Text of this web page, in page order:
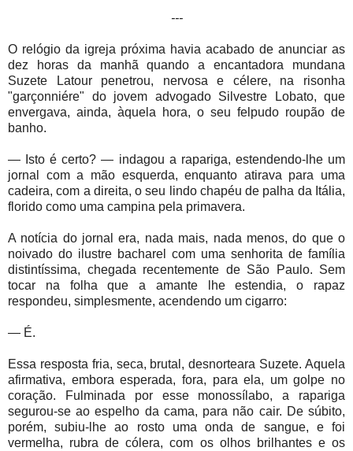
---
O relógio da igreja próxima havia acabado de anunciar as
dez horas da manhã quando a encantadora mundana
Suzete Latour penetrou, nervosa e célere, na risonha
"garçonniére" do jovem advogado Silvestre Lobato, que
envergava, ainda, àquela hora, o seu felpudo roupão de
banho.
— Isto é certo? — indagou a rapariga, estendendo-lhe um
jornal com a mão esquerda, enquanto atirava para uma
cadeira, com a direita, o seu lindo chapéu de palha da Itália,
florido como uma campina pela primavera.
A notícia do jornal era, nada mais, nada menos, do que o
noivado do ilustre bacharel com uma senhorita de família
distintíssima, chegada recentemente de São Paulo. Sem
tocar na folha que a amante lhe estendia, o rapaz
respondeu, simplesmente, acendendo um cigarro:
— É.
Essa resposta fria, seca, brutal, desnorteara Suzete. Aquela
afirmativa, embora esperada, fora, para ela, um golpe no
coração. Fulminada por esse monossílabo, a rapariga
segurou-se ao espelho da cama, para não cair. De súbito,
porém, subiu-lhe ao rosto uma onda de sangue, e foi
vermelha, rubra de cólera, com os olhos brilhantes e os